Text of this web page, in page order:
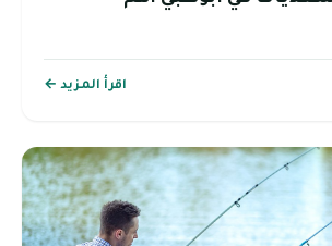
اقرأ المزيد ←